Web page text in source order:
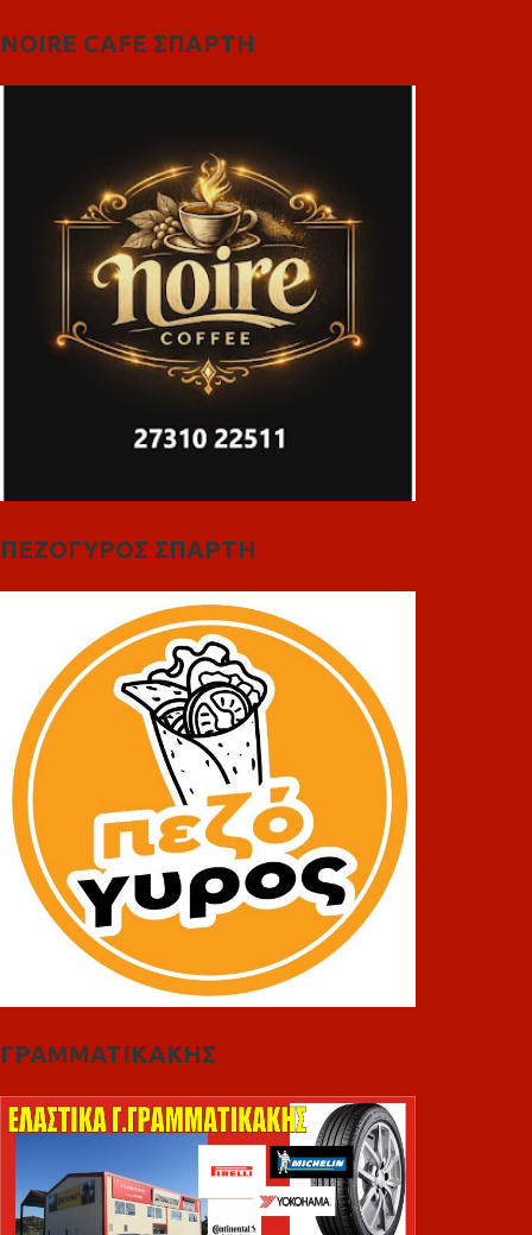
NOIRE CAFE ΣΠΑΡΤΗ
ΠΕΖΟΓΥΡΟΣ ΣΠΑΡΤΗ
ΓΡΑΜΜΑΤΙΚΑΚΗΣ